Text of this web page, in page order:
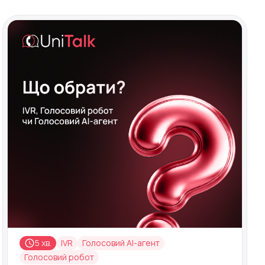
5 хв. IVR
Голосовий AI-агент
Голосовий робот